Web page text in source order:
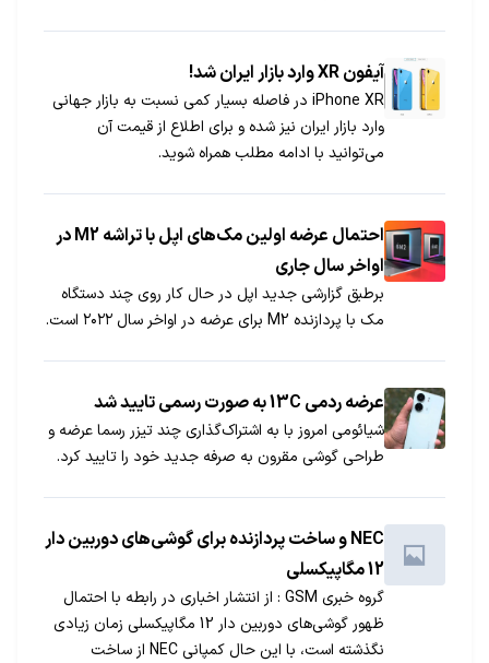
آیفون XR وارد بازار ایران شد!
iPhone XR در فاصله بسیار کمی نسبت به بازار جهانی
وارد بازار ایران نیز شده و برای اطلاع از قیمت آن
می‌توانید با ادامه مطلب همراه شوید.
احتمال عرضه اولین مک‌های اپل با تراشه M2 در
اواخر سال جاری
برطبق گزارشی جدید اپل در حال کار روی چند دستگاه
مک با پردازنده M2 برای عرضه در اواخر سال ۲۰۲۲ است.
عرضه ردمی 13C به صورت رسمی تایید شد
شیائومی امروز با به اشتراک‌گذاری چند تیزر رسما عرضه و
طراحی گوشی مقرون به صرفه جدید خود را تایید کرد.
NEC و ساخت پردازنده برای گوشی‌های دوربین دار
12 مگاپیکسلی
گروه خبری GSM : از انتشار اخباری در رابطه با احتمال
ظهور گوشی‌های دوربین دار 12 مگاپیکسلی زمان زیادی
نگذشته است، با این حال کمپانی NEC از ساخت